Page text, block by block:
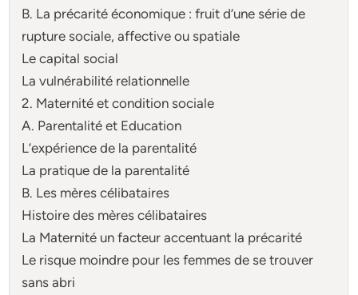
B. La précarité économique : fruit d’une série de
rupture sociale, affective ou spatiale
Le capital social
La vulnérabilité relationnelle
2. Maternité et condition sociale
A. Parentalité et Education
L’expérience de la parentalité
La pratique de la parentalité
B. Les mères célibataires
Histoire des mères célibataires
La Maternité un facteur accentuant la précarité
Le risque moindre pour les femmes de se trouver
sans abri